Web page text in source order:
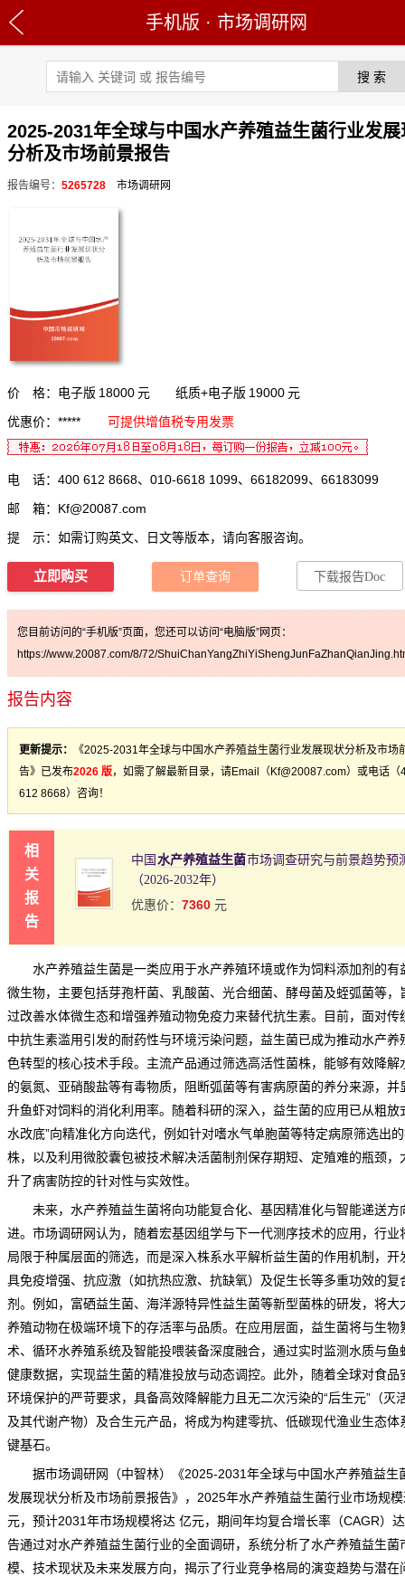
手机版 · 市场调研网
2025-2031年全球与中国水产养殖益生菌行业发展
分析及市场前景报告
报告编号： 5265728 市场调研网
价 格：电子版 18000 元 纸质+电子版 19000 元
优惠价：*****
可提供增值税专用发票
电 话：400 612 8668、010-6618 1099、66182099、66183099
邮 箱： Kf@20087.com
提 示：如需订购英文、日文等版本，请向客服咨询。
立即购买 订单查询 下载报告Doc
您目前访问的“手机版”页面，您还可以访问“电脑版”网页：
https://www.20087.com/8/72/
报告内容
更新提示：
《2025-2031年全球与中国水产养殖益生菌行业发展现状分析及市场
告》已发布2026 版，如需了解最新目录，请Email（Kf@20087.com）或电话（
612 8668）咨询！
相
关
报
告
中国 水产养殖益生菌市场调查研究与前景趋势预
（2026-2032年）
优惠价： 7360 元
水产养殖益生菌是一类应用于水产养殖环境或作为饲料添加剂的有
微生物，主要包括芽孢杆菌、乳酸菌、光合细菌、酵母菌及蛭弧菌等，
过改善水体微生态和增强养殖动物免疫力来替代抗生素。目前，面对传
中抗生素滥用引发的耐药性与环境污染问题，益生菌已成为推动水产养
色转型的核心技术手段。主流产品通过筛选高活性菌株，能够有效降解
的氨氮、亚硝酸盐等有毒物质，阻断弧菌等有害病原菌的养分来源，并
升鱼虾对饲料的消化利用率。随着科研的深入，益生菌的应用已从粗放
水改底”向精准化方向迭代，例如针对嗜水气单胞菌等特定病原筛选出
株，以及利用微胶囊包被技术解决活菌制剂保存期短、定殖难的瓶颈，
升了病害防控的针对性与实效性。
未来，水产养殖益生菌将向功能复合化、基因精准化与智能递送方
进。 市场调研网认为，随着宏基因组学与下一代测序技术的应用，行业
局限于种属层面的筛选，而是深入株系水平解析益生菌的作用机制，开
具免疫增强、抗应激（如抗热应激、抗缺氧）及促生长等多重功效的复
剂。例如，富硒益生菌、海洋源特异性益生菌等新型菌株的研发，将大
养殖动物在极端环境下的存活率与品质。在应用层面，益生菌将与生物
术、循环水养殖系统及智能投喂装备深度融合，通过实时监测水质与鱼
健康数据，实现益生菌的精准投放与动态调控。此外，随着全球对食品
环境保护的严苛要求，具备高效降解能力且无二次污染的“后生元”（灭
及其代谢产物）及合生元产品，将成为构建零抗、低碳现代渔业生态体
键基石。
据市场调研网（中智林）《2025-2031年全球与中国水产养殖益生
发展现状分析及市场前景报告》，2025年水产养殖益生菌行业市场规
元，预计2031年市场规模将达 亿元，期间年均复合增长率（CAGR）
告通过对水产养殖益生菌行业的全面调研，系统分析了水产养殖益生菌
模、技术现状及未来发展方向，揭示了行业竞争格局的演变趋势与潜在